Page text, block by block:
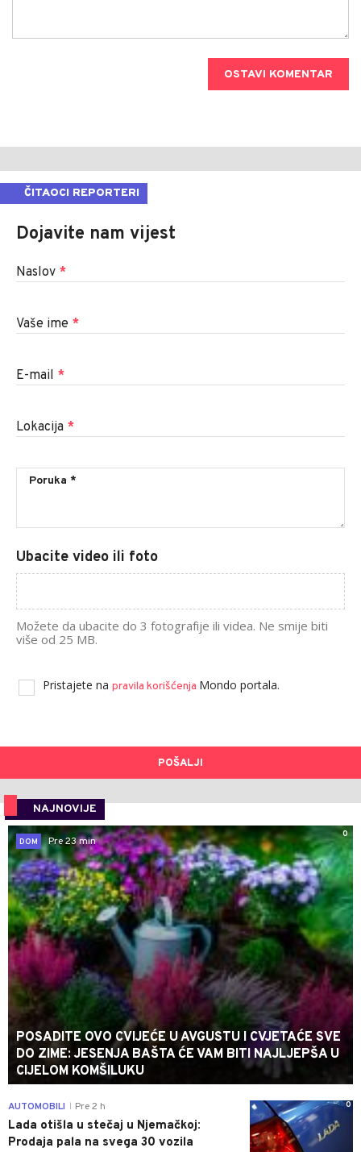
OSTAVI KOMENTAR
ČITAOCI REPORTERI
Dojavite nam vijest
Naslov *
Vaše ime *
E-mail *
Lokacija *
Ubacite video ili foto
Možete da ubacite do 3 fotografije ili videa. Ne smije biti
više od 25 MB.
Pristajete na pravila korišćenja Mondo portala.
POŠALJI
NAJNOVIJE
0
DOM
Pre 23 min
POSADITE OVO CVIJEĆE U AVGUSTU I CVJETAĆE SVE
DO ZIME: JESENJA BAŠTA ĆE VAM BITI NAJLJEPŠA U
CIJELOM KOMŠILUKU
0
AUTOMOBILI Pre 2 h
Lada otišla u stečaj u Njemačkoj:
Prodaja pala na svega 30 vozila